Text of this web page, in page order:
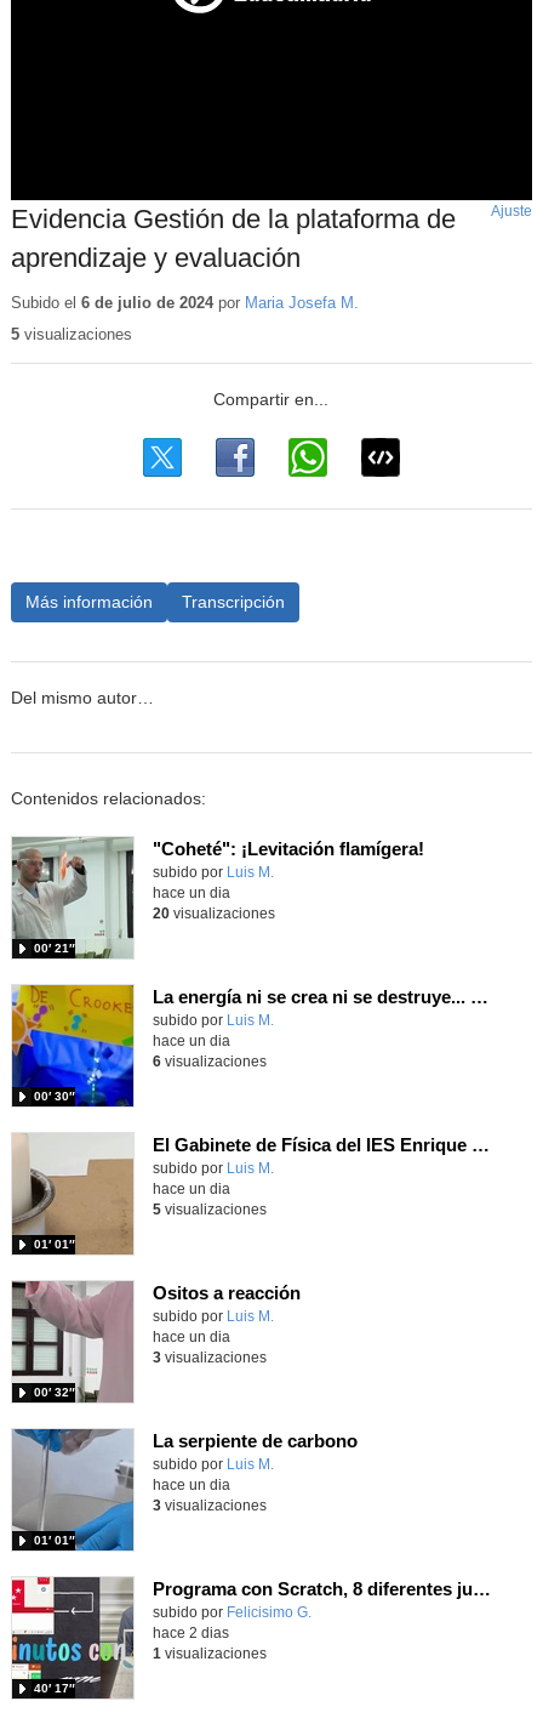
Evidencia Gestión de la plataforma de
aprendizaje y evaluación
Ajuste
Subido el 6 de julio de 2024por Maria Josefa M.
5visualizaciones
Más información Transcripción
Del mismo autor…
Contenidos relacionados:
"Coheté": ¡Levitación flamígera!
Contenido educativo.
subido por Luis M.
00′ 21″
hace un dia
20visualizaciones
La energía ni se crea ni se destruye... ¡se experimenta! El Tierno en la Feria Madrid es Ciencia 2026
Contenido educativo.
subido por Luis M.
00′ 30″
hace un dia
6visualizaciones
El Gabinete de Física del IES Enrique Tierno Galván de Parla (Curso 25-26)
Contenido educativo.
subido por Luis M.
01′ 01″
hace un dia
5visualizaciones
Ositos a reacción
Contenido educativo.
subido por Luis M.
00′ 32″
hace un dia
3visualizaciones
La serpiente de carbono
Contenido educativo.
subido por Luis M.
01′ 01″
hace un dia
3visualizaciones
Programa con Scratch, 8 diferentes juegos para vivir la emoción de los partidos de España en el mundial 2026
Contenido educativo.
subido por Felicisimo G.
40′ 17″
hace 2 dias
1 visualizaciones